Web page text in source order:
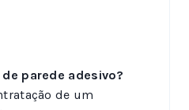
parede adesivo?
de um